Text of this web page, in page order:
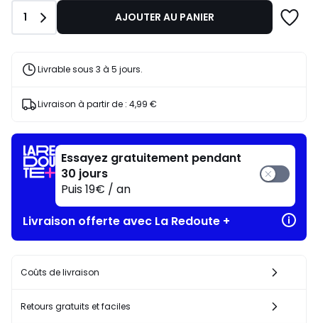
-20%
l’achat
articles
J'en
Quantité
1 AJOUTER AU PANIER
Livrable sous 3 à 5 jours.
Livraison à partir de : 4,99 €
Essayez gratuitement pendant
30 jours
Puis 19€ / an
Livraison offerte avec La Redoute +
Coûts de livraison
Retours gratuits et faciles